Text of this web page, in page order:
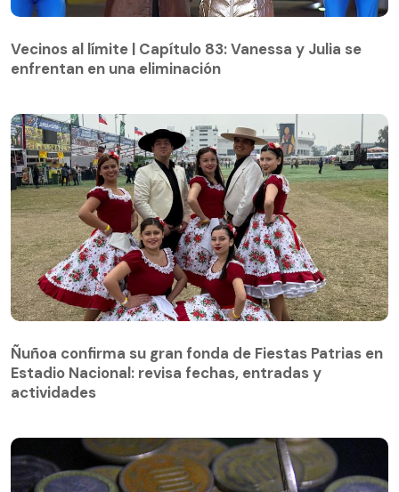
enfrentan en una eliminación
Vecinos al límite | Capítulo 83: Vanessa y Julia se
enfrentan en una eliminación
Ñuñoa confirma su gran fonda de Fiestas Patrias en
Estadio Nacional: revisa fechas, entradas y
actividades